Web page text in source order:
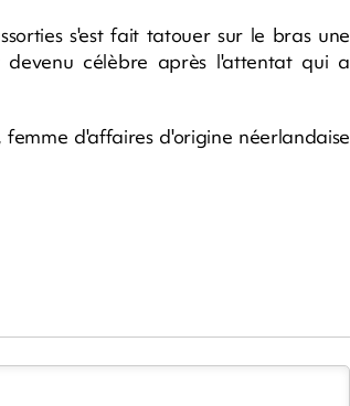
s'est fait tatouer sur le bras une
célèbre après l'attentat qui a
d'affaires d'origine néerlandaise